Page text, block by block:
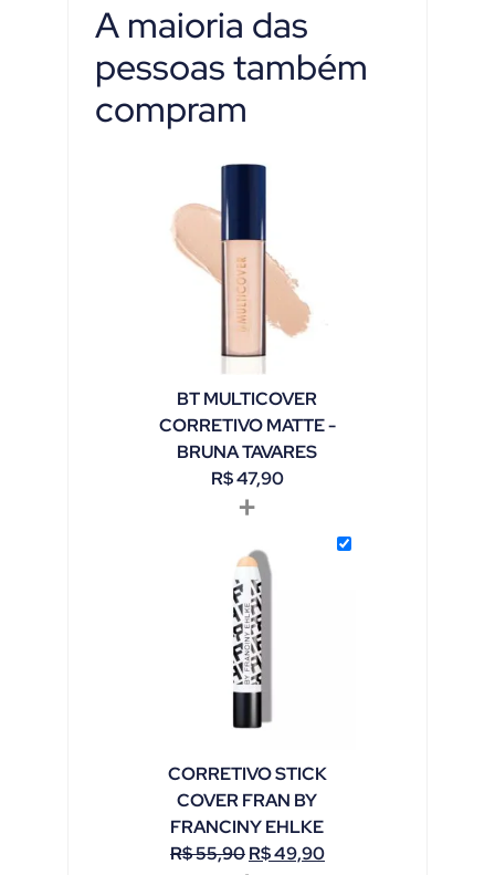
A maioria das
pessoas também
compram
BT MULTICOVER
CORRETIVO MATTE -
BRUNA TAVARES
R$47,90
+
CORRETIVO STICK
COVER FRAN BY
FRANCINY EHLKE
R$55,90R$49,90